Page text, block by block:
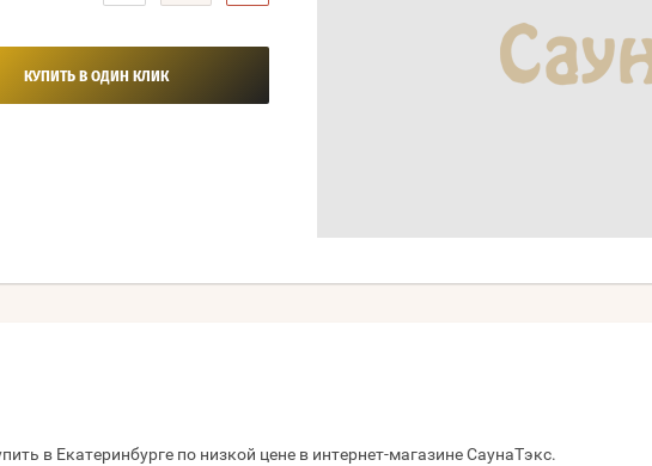
КУПИТЬ В ОДИН КЛИК
в Екатеринбурге по низкой цене в интернет-магазине СаунаТэкс.